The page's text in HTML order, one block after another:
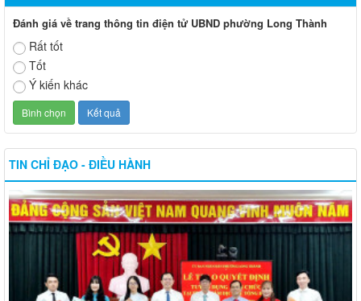
Đánh giá về trang thông tin điện tử UBND phường Long Thành
Rất tốt
Tốt
Ý kiến khác
TIN CHỈ ĐẠO - ĐIỀU HÀNH